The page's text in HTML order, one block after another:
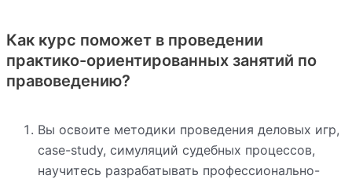
Как курс поможет в проведении
практико-ориентированных занятий по
правоведению?
Вы освоите методики проведения деловых игр,
case-study, симуляций судебных процессов,
научитесь разрабатывать профессионально-